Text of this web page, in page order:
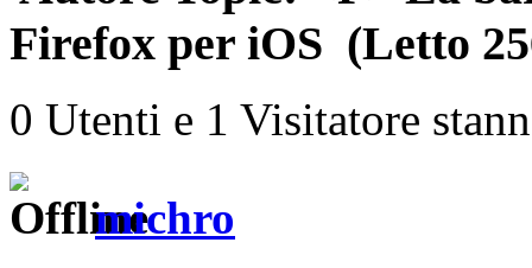
Firefox per iOS (Letto
0 Utenti e 1 Visitatore
michro